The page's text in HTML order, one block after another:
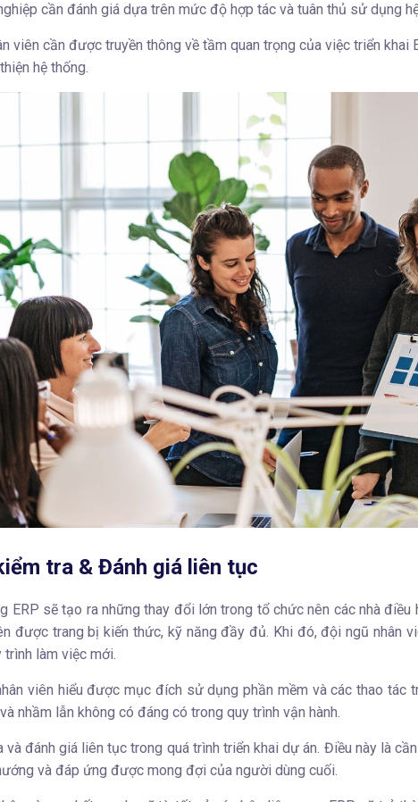
cần đánh giá dựa trên mức độ hợp tác và tuân thủ sử dụng
viên cần được truyền thông về tầm quan trọng của việc triển khai
hệ thống.
tra & Đánh giá liên tục
ERP sẽ tạo ra những thay đổi lớn trong tổ chức nên các nhà điều
được trang bị kiến thức, kỹ năng đầy đủ. Khi đó, đội ngũ nhân
làm việc mới.
viên hiểu được mục đích sử dụng phần mềm và các thao tác
nhầm lẫn không có đáng có trong quy trình vận hành.
và đánh giá liên tục trong quá trình triển khai dự án. Điều này là
và đáp ứng được mong đợi của người dùng cuối.